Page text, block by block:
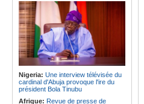
Congo-Brazzaville:
Lutte contre
les épidémies - Les employés de la
maison de retraite Kambissi en
formation
Congo-Brazzaville:Distinction -
Darrel Ornelle Elion Assiana promue
maître-assistant Cames
Afrique:Naomi Eto (Cameroun) - «
Face au Nigeria, nous donnerons
tout sur le terrain. »
Cameroun:Ngoh Ngoh, l'homme
qui signe à la place de Biya
Nigeria: Une interview télévisée du
cardinal d'Abuja provoque l'ire du
président Bola Tinubu
Afrique: Revue de presse de